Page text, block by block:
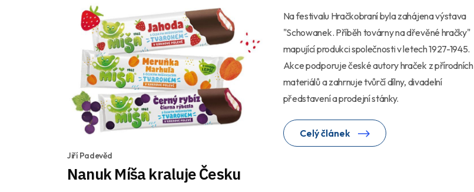
Na festivalu Hračkobraní byla zahájena výstava
"Schowanek. Příběh továrny na dřevěné hračky"
mapující produkci společnosti v letech 1927-1945.
Akce podporuje české autory hraček z přírodních
materiálů a zahrnuje tvůrčí dílny, divadelní
představení a prodejní stánky.
Celý článek
Jiří Padevěd
Nanuk Míša kraluje Česku